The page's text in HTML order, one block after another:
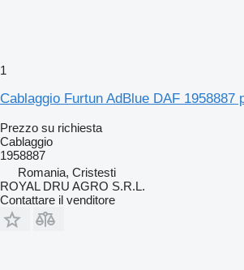
1
Cablaggio Furtun AdBlue DAF 1958887
Prezzo su richiesta
Cablaggio
1958887
Romania, Cristesti
ROYAL DRU AGRO S.R.L.
Contattare il venditore